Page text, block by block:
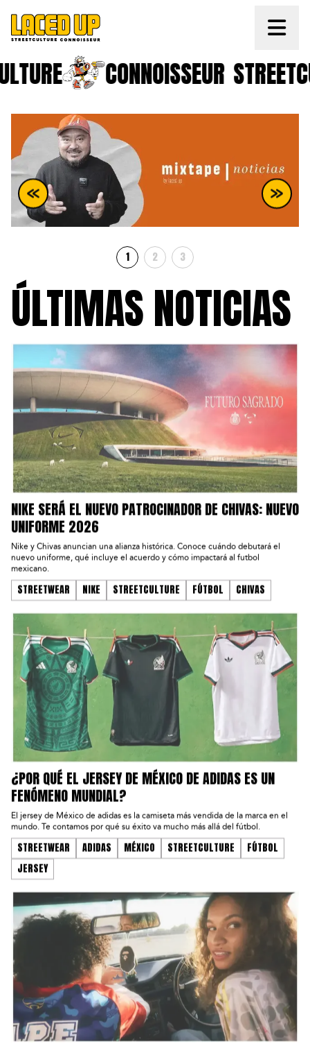
CONNOISSEUR
1 2 3
ÚLTIMAS NOTICIAS
NIKE SERÁ EL NUEVO PATROCINADOR DE CHIVAS: NUEVO
UNIFORME 2026
Nike y Chivas anuncian una alianza histórica. Conoce cuándo debutará el
nuevo uniforme, qué incluye el acuerdo y cómo impactará al futbol
mexicano.
STREETWEAR NIKE STREETCULTURE FÚTBOL CHIVAS
¿POR QUÉ EL JERSEY DE MÉXICO DE ADIDAS ES UN
FENÓMENO MUNDIAL?
El jersey de México de adidas es la camiseta más vendida de la marca en el
mundo. Te contamos por qué su éxito va mucho más allá del fútbol.
STREETWEAR ADIDAS MÉXICO STREETCULTURE
FÚTBOL
JERSEY